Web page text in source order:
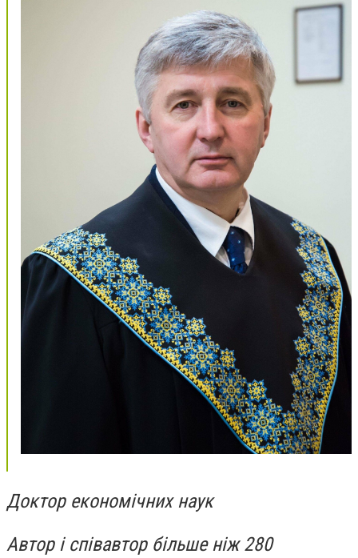
Доктор економічних наук
Автор і співавтор більше ніж 280